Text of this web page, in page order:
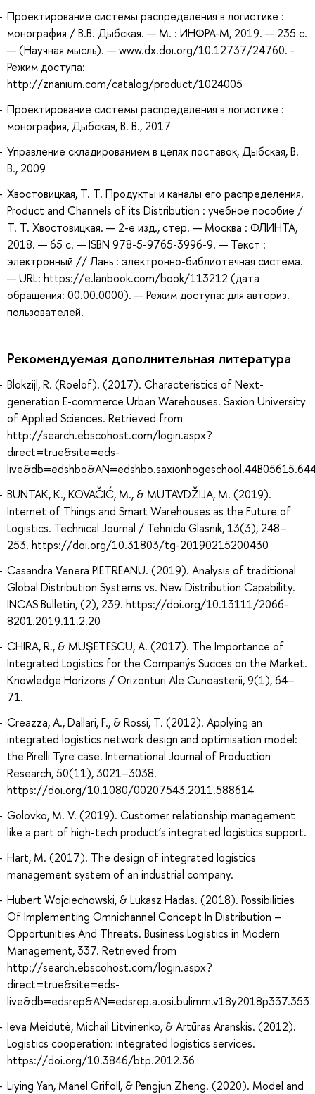
Проектирование системы распределения в логистике :
монография / В.В. Дыбская. — М. : ИНФРА-М, 2019. — 235 с.
— (Научная мысль). — www.dx.doi.org/10.12737/24760. -
Режим доступа:
http://znanium.com/catalog/product/1024005
Проектирование системы распределения в логистике :
монография, Дыбская, В. В., 2017
Управление складированием в цепях поставок, Дыбская, В.
В., 2009
Хвостовицкая, Т. Т. Продукты и каналы его распределения.
Product and Channels of its Distribution : учебное пособие /
Т. Т. Хвостовицкая. — 2-е изд., стер. — Москва : ФЛИНТА,
2018. — 65 с. — ISBN 978-5-9765-3996-9. — Текст :
электронный // Лань : электронно-библиотечная система.
— URL: https://e.lanbook.com/book/113212 (дата
обращения: 00.00.0000). — Режим доступа: для авториз.
пользователей.
Рекомендуемая дополнительная литература
Blokzijl, R. (Roelof). (2017). Characteristics of Next-
generation E-commerce Urban Warehouses. Saxion University
of Applied Sciences. Retrieved from
http://search.ebscohost.com/login.aspx?
direct=true&site=eds-
BUNTAK, K., KOVAČIĆ, M., & MUTAVDŽIJA, M. (2019).
Internet of Things and Smart Warehouses as the Future of
Logistics. Technical Journal / Tehnicki Glasnik, 13(3), 248–
253. https://doi.org/10.31803/tg-20190215200430
Casandra Venera PIETREANU. (2019). Analysis of traditional
Global Distribution Systems vs. New Distribution Capability.
INCAS Bulletin, (2), 239. https://doi.org/10.13111/2066-
8201.2019.11.2.20
CHIRA, R., & MUȘETESCU, A. (2017). The Importance of
Integrated Logistics for the Companýs Succes on the Market.
Knowledge Horizons / Orizonturi Ale Cunoasterii, 9(1), 64–
71.
Creazza, A., Dallari, F., & Rossi, T. (2012). Applying an
integrated logistics network design and optimisation model:
the Pirelli Tyre case. International Journal of Production
Research, 50(11), 3021–3038.
https://doi.org/10.1080/00207543.2011.588614
Golovko, M. V. (2019). Customer relationship management
like a part of high-tech product’s integrated logistics support.
Hart, M. (2017). The design of integrated logistics
management system of an industrial company.
Hubert Wojciechowski, & Lukasz Hadas. (2018). Possibilities
Of Implementing Omnichannel Concept In Distribution –
Opportunities And Threats. Business Logistics in Modern
Management, 337. Retrieved from
http://search.ebscohost.com/login.aspx?
direct=true&site=eds-
live&db=edsrep&AN=edsrep.a.osi.bulimm.v18y2018p337.353
Ieva Meidutė, Michail Litvinenko, & Artūras Aranskis. (2012).
Logistics cooperation: integrated logistics services.
https://doi.org/10.3846/btp.2012.36
Liying Yan, Manel Grifoll, & Pengjun Zheng. (2020). Model and